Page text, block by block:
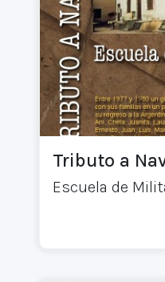
Tributo a
Escuela de